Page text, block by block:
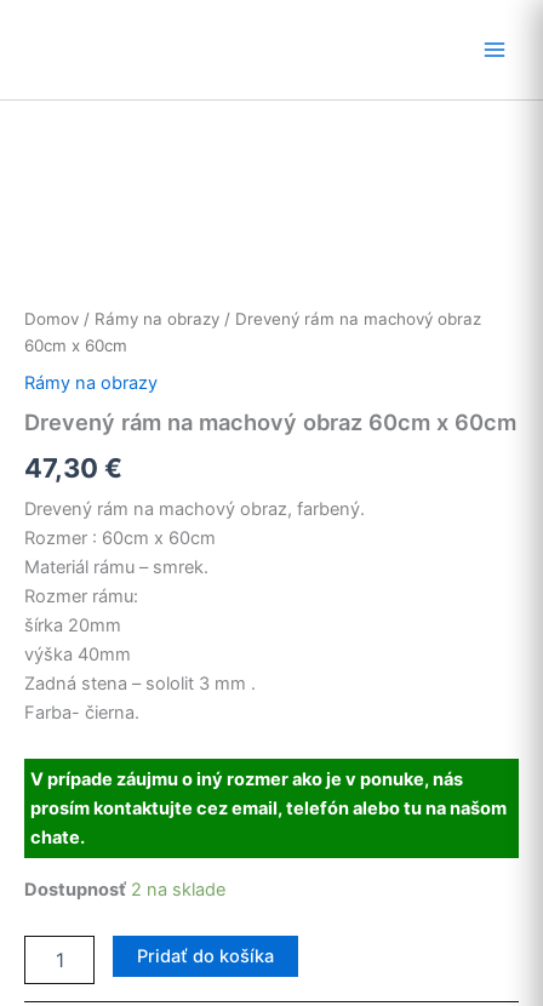
Domov / Rámy na obrazy / Drevený rám na machový obraz
60cm x 60cm
Rámy na obrazy
Drevený rám na machový obraz 60cm x 60cm
47,30 €
Drevený rám na machový obraz, farbený.
Rozmer : 60cm x 60cm
Materiál rámu – smrek.
Rozmer rámu:
šírka 20mm
výška 40mm
Zadná stena – sololit 3 mm .
Farba- čierna.
V prípade záujmu o iný rozmer ako je v ponuke, nás
prosím kontaktujte cezemail, telefón alebo tu na našom
chate.
Dostupnosť 2 na sklade
Drevený
Pridať do košíka